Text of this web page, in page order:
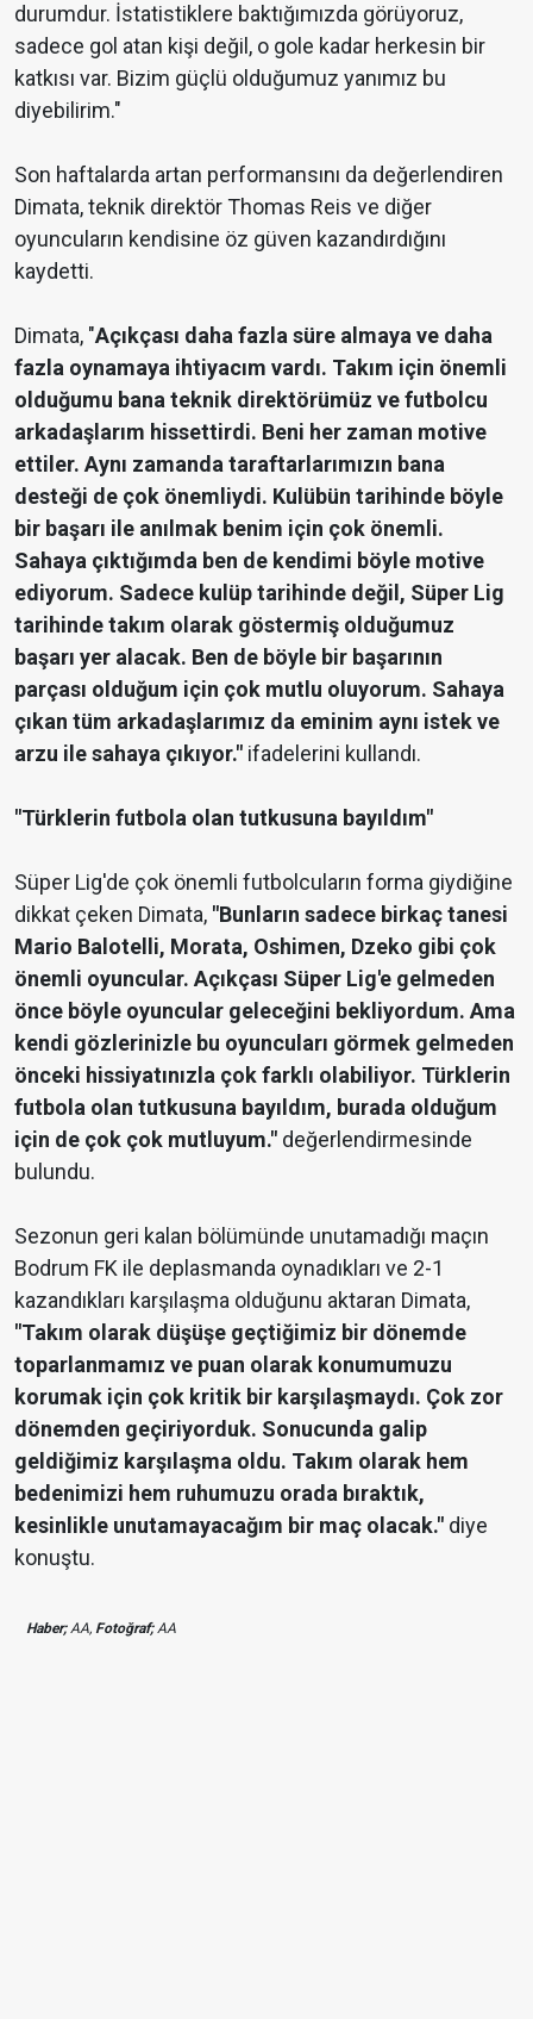
durumdur. İstatistiklere baktığımızda görüyoruz,
sadece gol atan kişi değil, o gole kadar herkesin bir
katkısı var. Bizim güçlü olduğumuz yanımız bu
diyebilirim."
Son haftalarda artan performansını da değerlendiren
Dimata, teknik direktör Thomas Reis ve diğer
oyuncuların kendisine öz güven kazandırdığını
kaydetti.
Dimata, "Açıkçası daha fazla süre almaya ve daha
fazla oynamaya ihtiyacım vardı. Takım için önemli
olduğumu bana teknik direktörümüz ve futbolcu
arkadaşlarım hissettirdi. Beni her zaman motive
ettiler. Aynı zamanda taraftarlarımızın bana
desteği de çok önemliydi. Kulübün tarihinde böyle
bir başarı ile anılmak benim için çok önemli.
Sahaya çıktığımda ben de kendimi böyle motive
ediyorum. Sadece kulüp tarihinde değil, Süper Lig
tarihinde takım olarak göstermiş olduğumuz
başarı yer alacak. Ben de böyle bir başarının
parçası olduğum için çok mutlu oluyorum. Sahaya
çıkan tüm arkadaşlarımız da eminim aynı istek ve
arzu ile sahaya çıkıyor." ifadelerini kullandı.
"Türklerin futbola olan tutkusuna bayıldım"
Süper Lig'de çok önemli futbolcuların forma giydiğine
dikkat çeken Dimata, "Bunların sadece birkaç tanesi
Mario Balotelli, Morata, Oshimen, Dzeko gibi çok
önemli oyuncular. Açıkçası Süper Lig'e gelmeden
önce böyle oyuncular geleceğini bekliyordum. Ama
kendi gözlerinizle bu oyuncuları görmek gelmeden
önceki hissiyatınızla çok farklı olabiliyor. Türklerin
futbola olan tutkusuna bayıldım, burada olduğum
için de çok çok mutluyum." değerlendirmesinde
bulundu.
Sezonun geri kalan bölümünde unutamadığı maçın
Bodrum FK ile deplasmanda oynadıkları ve 2-1
kazandıkları karşılaşma olduğunu aktaran Dimata,
"Takım olarak düşüşe geçtiğimiz bir dönemde
toparlanmamız ve puan olarak konumumuzu
korumak için çok kritik bir karşılaşmaydı. Çok zor
dönemden geçiriyorduk. Sonucunda galip
geldiğimiz karşılaşma oldu. Takım olarak hem
bedenimizi hem ruhumuzu orada bıraktık,
kesinlikle unutamayacağım bir maç olacak." diye
konuştu.
Haber;AA, Fotoğraf;AA